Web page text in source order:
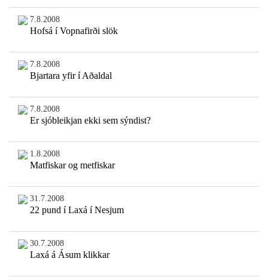
7.8.2008
Hofsá í Vopnafirði slök
7.8.2008
Bjartara yfir í Aðaldal
7.8.2008
Er sjóbleikjan ekki sem sýndist?
1.8.2008
Matfiskar og metfiskar
31.7.2008
22 pund í Laxá í Nesjum
30.7.2008
Laxá á Ásum klikkar